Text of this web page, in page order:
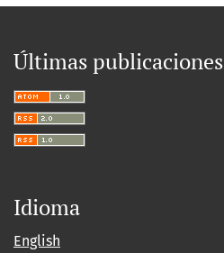
Últimas publicaciones
Idioma
English